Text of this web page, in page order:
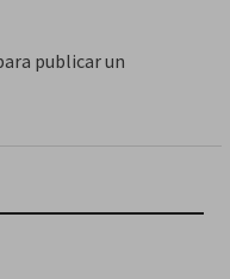
publicar un